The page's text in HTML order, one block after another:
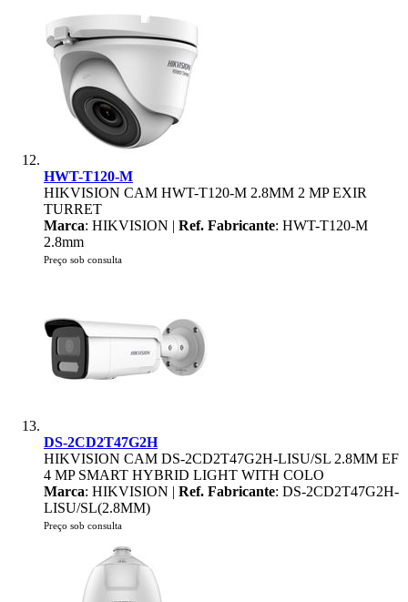
HWT-T120-M
HIKVISION CAM HWT-T120-M 2.8MM 2 MP EXIR
TURRET
Marca: HIKVISION | Ref. Fabricante: HWT-T120-M
2.8mm
Preço sob consulta
DS-2CD2T47G2H
HIKVISION CAM DS-2CD2T47G2H-LISU/SL 2.8MM EF
4 MP SMART HYBRID LIGHT WITH COLO
Marca: HIKVISION | Ref. Fabricante: DS-2CD2T47G2H-
LISU/SL(2.8MM)
Preço sob consulta